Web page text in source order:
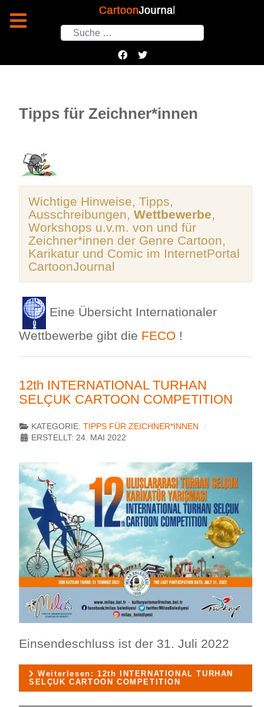
Suchen
Tipps für Zeichner*innen
Wichtige Hinweise, Tipps,
Ausschreibungen, Wettbewerbe,
Workshops u.v.m. von und für
Zeichner*innen der Genre Cartoon,
Karikatur und Comic im InternetPortal
CartoonJournal
Eine Übersicht Internationaler
Wettbewerbe gibt die FECO !
12th INTERNATIONAL TURHAN
SELÇUK CARTOON COMPETITION
KATEGORIE: TIPPS FÜR ZEICHNER*INNEN
ERSTELLT: 24. MAI 2022
Einsendeschluss ist der 31. Juli 2022
Weiterlesen: 12th INTERNATIONAL TURHAN
SELÇUK CARTOON COMPETITION